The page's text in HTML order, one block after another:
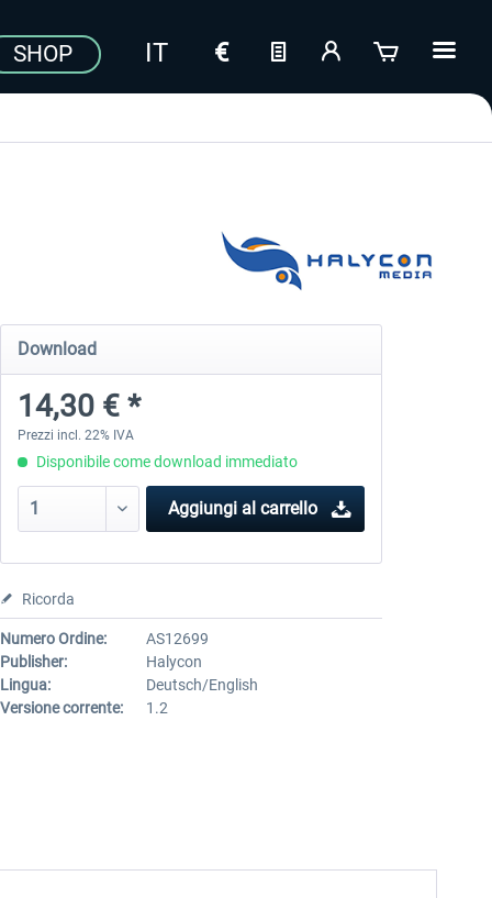
SHOP
Download
14,30 € *
Prezzi incl. 22% IVA
Disponibile come download immediato
Aggiungi al carrello
Ricorda
Numero Ordine:
AS12699
Publisher:
Halycon
Lingua:
Deutsch/English
Versione corrente:
1.2